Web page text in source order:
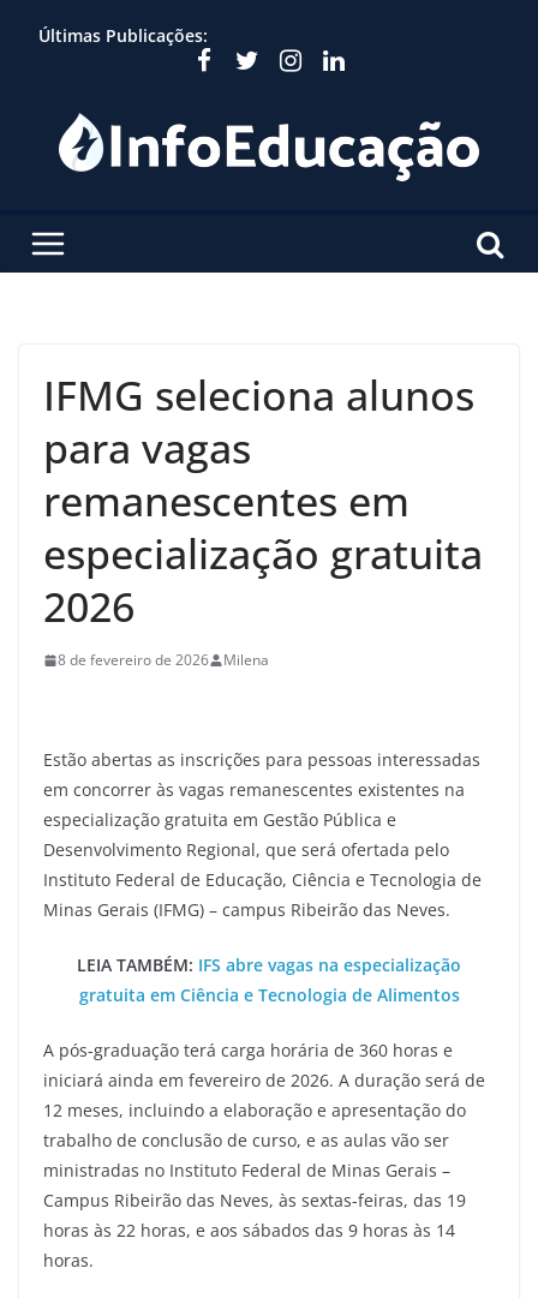
Últimas Publicações:
IFMG seleciona alunos
para vagas
remanescentes em
especialização gratuita
2026
8 de fevereiro de 2026 Milena
Estão abertas as inscrições para pessoas interessadas
em concorrer às vagas remanescentes existentes na
especialização gratuita em Gestão Pública e
Desenvolvimento Regional, que será ofertada pelo
Instituto Federal de Educação, Ciência e Tecnologia de
Minas Gerais (IFMG) – campus Ribeirão das Neves.
LEIA TAMBÉM: IFS abre vagas na especialização
gratuita em Ciência e Tecnologia de Alimentos
A pós-graduação terá carga horária de 360 horas e
iniciará ainda em fevereiro de 2026. A duração será de
12 meses, incluindo a elaboração e apresentação do
trabalho de conclusão de curso, e as aulas vão ser
ministradas no Instituto Federal de Minas Gerais –
Campus Ribeirão das Neves, às sextas-feiras, das 19
horas às 22 horas, e aos sábados das 9 horas às 14
horas.